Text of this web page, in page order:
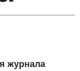
журнала